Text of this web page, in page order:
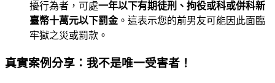
擾行為者，可處一年以下有期徒刑、拘役或科或併科新
臺幣十萬元以下罰金。這表示您的前男友可能因此面臨
牢獄之災或罰款。
真實案例分享：我不是唯一受害者！